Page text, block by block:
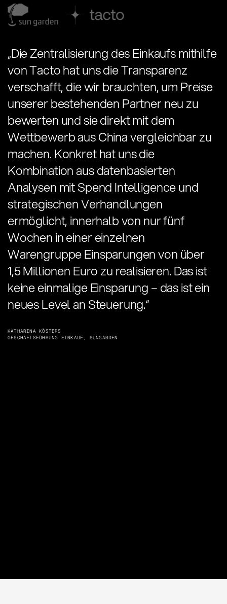
„Die Zentralisierung des Einkaufs mithilfe
von Tacto hat uns die Transparenz
verschafft, die wir brauchten, um Preise
unserer bestehenden Partner neu zu
bewerten und sie direkt mit dem
Wettbewerb aus China vergleichbar zu
machen. Konkret hat uns die
Kombination aus datenbasierten
Analysen mit Spend Intelligence und
strategischen Verhandlungen
ermöglicht, innerhalb von nur fünf
Wochen in einer einzelnen
Warengruppe Einsparungen von über
1,5 Millionen Euro zu realisieren. Das ist
keine einmalige Einsparung – das ist ein
neues Level an Steuerung.“
KATHARINA KÖSTERS
GESCHÄFTSFÜHRUNG EINKAUF, SUNGARDEN